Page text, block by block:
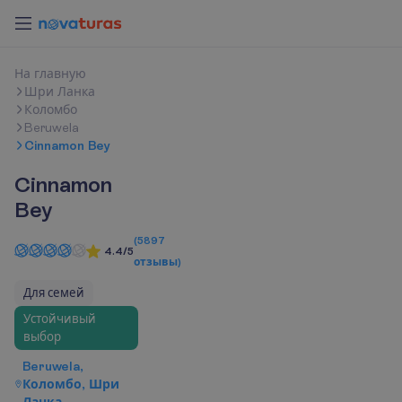
На главную
Шри Ланка
Коломбо
Beruwela
Cinnamon Bey
Cinnamon
Bey
4.4/5
(5897
отзывы)
Для семей
Устойчивый
выбор
Beruwela,
Коломбо, Шри